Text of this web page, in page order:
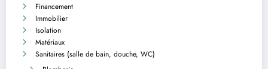
Financement
Immobilier
Isolation
Matériaux
Sanitaires (salle de bain, douche, WC)